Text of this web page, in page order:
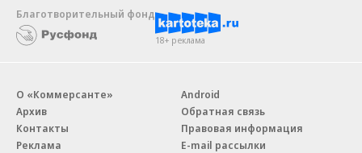
Благотворительный фонд
18+ реклама
О «Коммерсанте»
Архив
Контакты
Реклама
Android
Обратная связь
Правовая информация
E-mail рассылки